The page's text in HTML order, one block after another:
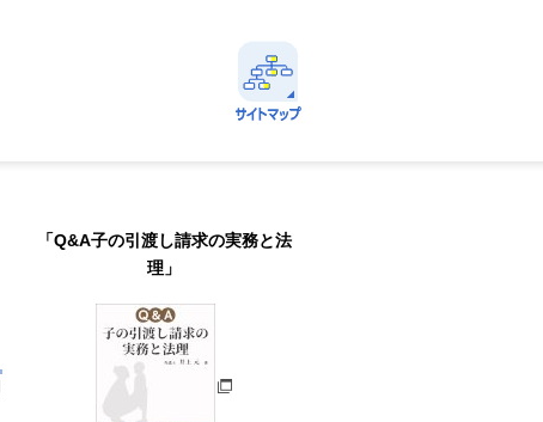
「Q&A子の引渡し請求の実務と法
理」